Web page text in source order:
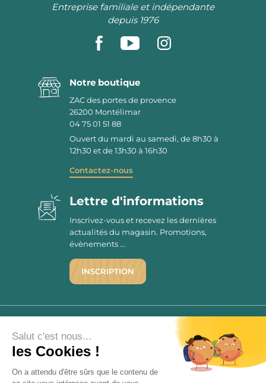
Entreprise familiale et indépendante
depuis 1976
Notre boutique
ZAC des portes de provence
26200 Montélimar
04 75 01 51 88
Ouvert du mardi au samedi, de 8h30 à
12h30 et de 13h30 à 16h30
Contactez-nous
2780 AVIS
9.7/10
Lettre d'informations
Inscrivez-vous et recevez les dernières
actualités du magasin. Promotions,
évènements ...
INSCRIPTION
Qui sommes-nous ?
Mentions légales
Politique de confidentialité
Salut c'est nous...
les Cookies !
On a attendu d'être sûrs que le contenu de